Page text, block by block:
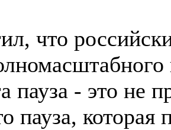
что
пауза - это не
пауза,